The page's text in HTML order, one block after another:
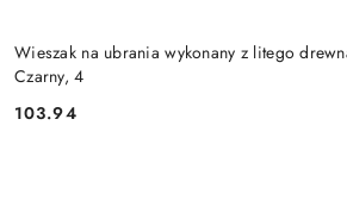
Wieszak na ubrania wykonany z litego
Czarny, 4
Cena:
103.94